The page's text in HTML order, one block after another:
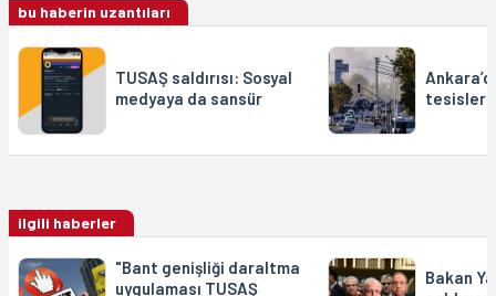
bu haberin uzantıları
TUSAŞ saldırısı: Sosyal
medyaya da sansür
ilgili haberler
"Bant genişliği daraltma
uygulaması TUSAŞ
Bakan